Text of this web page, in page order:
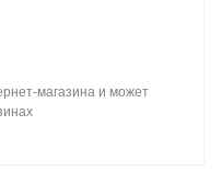
магазина и может